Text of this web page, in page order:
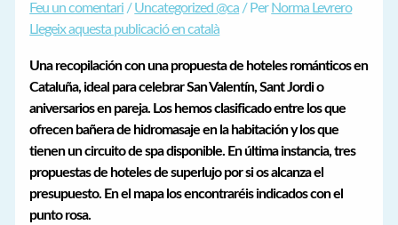
Feu un comentari /Uncategorized @ca / Per Norma Levrero
Llegeix aquesta publicació en català
Una recopilación con una propuesta de hoteles románticos en
Cataluña, ideal para celebrar San Valentín, Sant Jordi o
aniversarios en pareja. Los hemos clasificado entre los que
ofrecen bañera de hidromasaje en la habitación y los que
tienen un circuito de spa disponible. En última instancia, tres
propuestas de hoteles de superlujo por si os alcanza el
presupuesto. En el mapa los encontraréis indicados con el
punto rosa.